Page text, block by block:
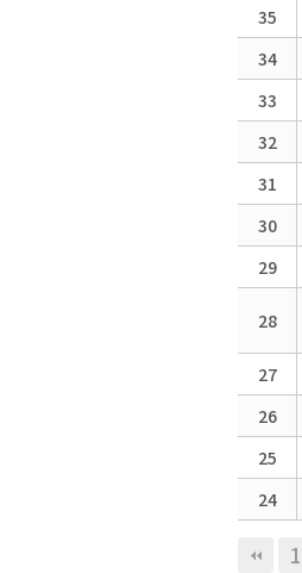
35
34
33
32
31
30
29
28
27
26
25
24
1